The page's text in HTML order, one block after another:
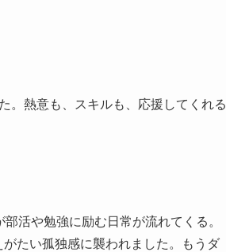
。熱意も、スキルも、応援してくれる
活や勉強に励む日常が流れてくる。
たい孤独感に襲われました。もうダ